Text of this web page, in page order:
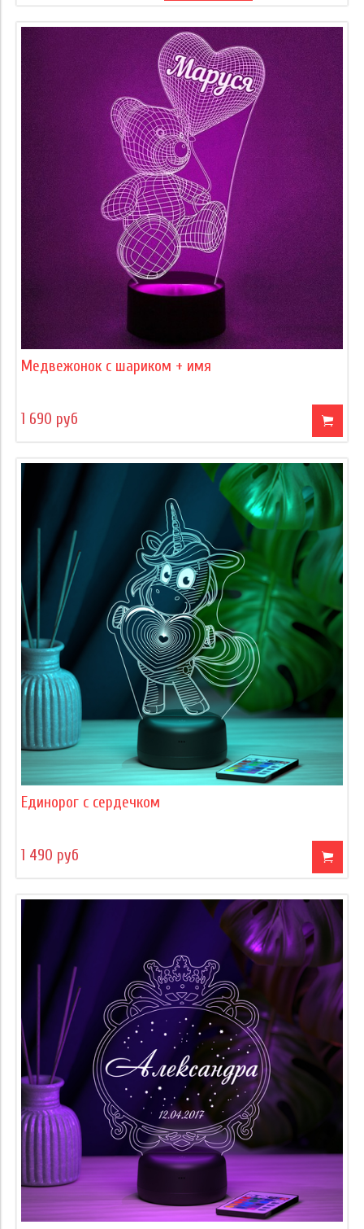
Медвежонок с шариком + имя
1 690 руб
Единорог с сердечком
1 490 руб